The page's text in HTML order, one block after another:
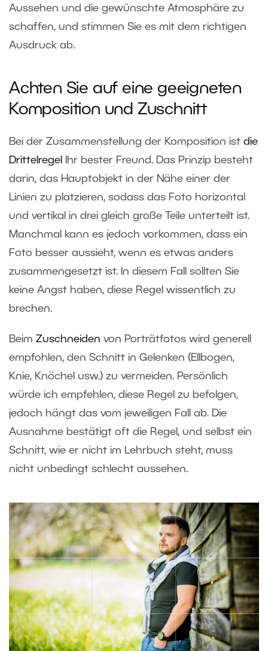
Aussehen und die gewünschte Atmosphäre zu
schaffen, und stimmen Sie es mit dem richtigen
Ausdruck ab.
Achten Sie auf eine geeigneten
Komposition und Zuschnitt
Bei der Zusammenstellung der Komposition ist die
Drittelregel
Ihr bester Freund. Das Prinzip besteht
darin, das Hauptobjekt in der Nähe einer der
Linien zu platzieren, sodass das Foto horizontal
und vertikal in drei gleich große Teile unterteilt ist.
Manchmal kann es jedoch vorkommen, dass ein
Foto besser aussieht, wenn es etwas anders
zusammengesetzt ist. In diesem Fall sollten Sie
keine Angst haben, diese Regel wissentlich zu
brechen.
Beim Zuschneiden von Porträtfotos wird generell
empfohlen, den Schnitt in Gelenken (Ellbogen,
Knie, Knöchel usw.) zu vermeiden. Persönlich
würde ich empfehlen, diese Regel zu befolgen,
jedoch hängt das vom jeweiligen Fall ab. Die
Ausnahme bestätigt oft die Regel, und selbst ein
Schnitt, wie er nicht im Lehrbuch steht, muss
nicht unbedingt schlecht aussehen.